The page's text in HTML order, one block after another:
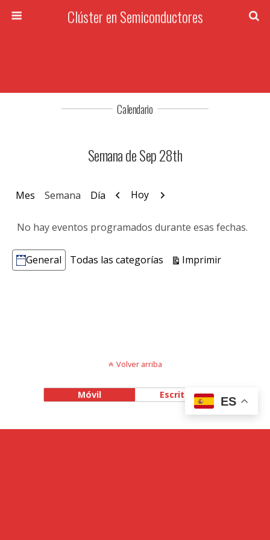
Clúster en Semiconductores
Calendario
Semana de Sep 28th
Mes Semana Día Anterior
Hoy Siguiente
No hay eventos programados durante esas fechas.
Categorías
General Todas las categorías ImprimirVistas
Volver arriba
Móvil Escritorio
ES